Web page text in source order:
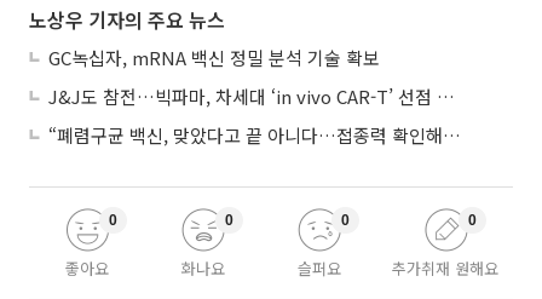
노상우 기자의 주요 뉴스
GC녹십자, mRNA 백신 정밀 분석 기술 확보
J&J도 참전…빅파마, 차세대 ‘in vivo CAR-T’ 선점 경쟁 본격화
“폐렴구균 백신, 맞았다고 끝 아니다…접종력 확인해야”
좋아요
0
화나요
0
슬퍼요
0
추가취재 원해요
0